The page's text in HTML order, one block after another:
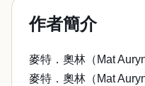
作者簡介
麥特．奧林（Mat Auryn
麥特．奧林（Mat